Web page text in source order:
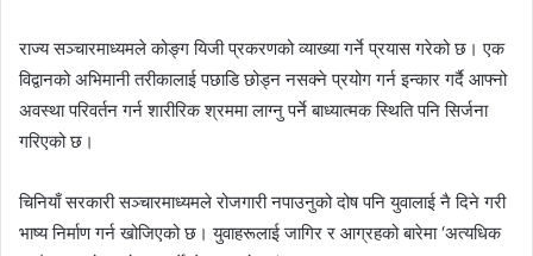
राज्य सञ्चारमाध्यमले कोङ्ग यिजी प्रकरणको व्याख्या गर्ने प्रयास गरेको छ। एक
विद्वानको अभिमानी तरीकालाई पछाडि छोड्न नसक्‍ने प्रयोग गर्न इन्कार गर्दै आफ्नो
अवस्था परिवर्तन गर्न शारीरिक श्रममा लाग्‍नु पर्ने बाध्यात्मक स्थिति पनि सिर्जना
गरिएको छ।
चिनियाँ सरकारी सञ्चारमाध्यमले रोजगारी नपाउनुको दोष पनि युवालाई नै दिने गरी
भाष्य निर्माण गर्न खोजिएको छ। युवाहरूलाई जागिर र आग्रहको बारेमा ‘अत्यधिक